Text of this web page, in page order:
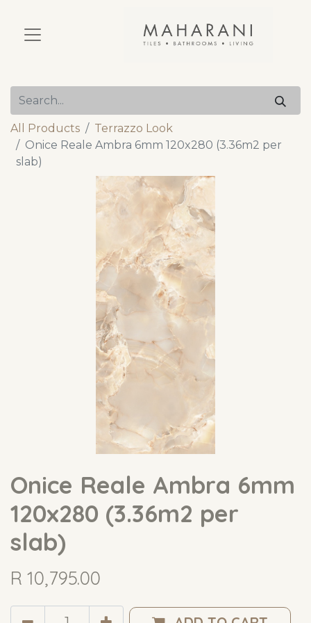
All Products
Terrazzo Look
Onice Reale Ambra 6mm 120x280 (3.36m2 per
slab)
Onice Reale Ambra 6mm
120x280 (3.36m2 per
slab)
R 10,795.00